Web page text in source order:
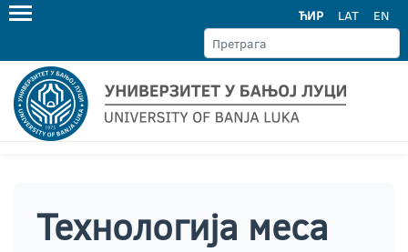
ЋИР LAT EN
Технологија меса